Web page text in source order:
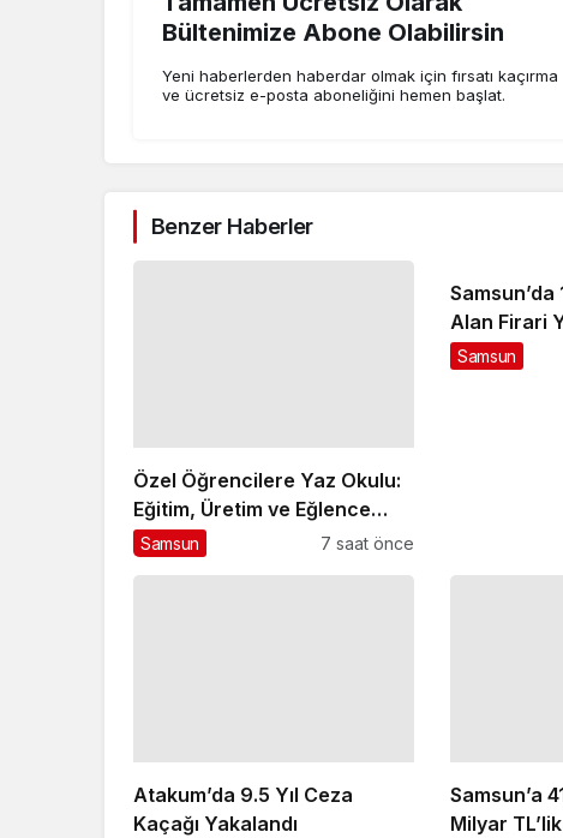
Bültenimize Abone Olabilirsin
Yeni haberlerden haberdar olmak için fırsatı kaçırma
ve ücretsiz e-posta aboneliğini hemen başlat.
Benzer Haberler
Özel Öğrencilere Yaz Okulu:
Eğitim, Üretim ve Eğlence
Dolu Bir Tatil
Samsun 7 saat önce
Samsun’da
Alan Firari
Samsun
Atakum’da 9.5 Yıl Ceza
Kaçağı Yakalandı
Samsun’a
Milyar